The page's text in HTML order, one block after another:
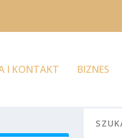
I KONTAKT BIZNES